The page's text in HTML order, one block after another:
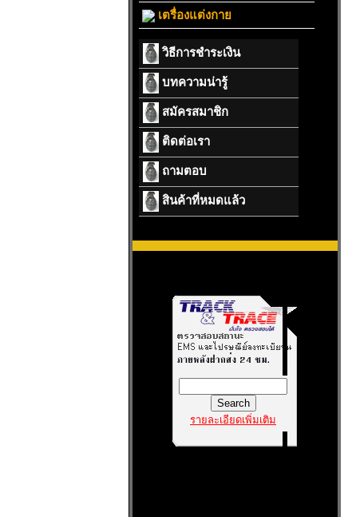
เตรื่องแต่งกาย
วิธีการชำระเงิน
บทความน่ารู้
สมัครสมาชิก
ติดต่อเรา
ถามตอบ
สินค้าที่หมดแล้ว
รายละเอียดเพิ่มเติม